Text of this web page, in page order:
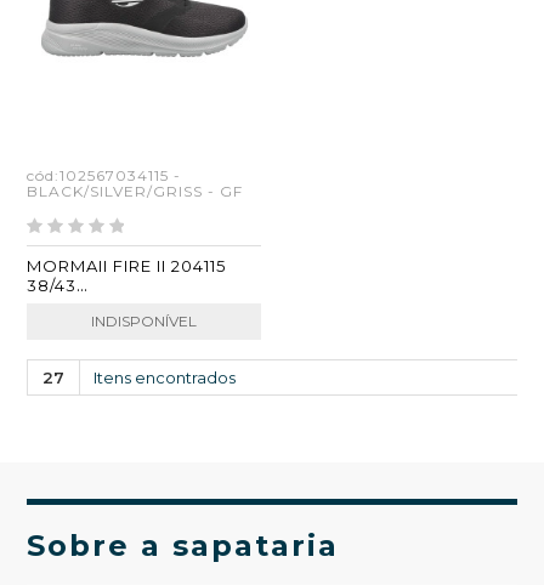
cód:102567034115 -
BLACK/SILVER/GRISS - GF
MORMAII FIRE II 204115
38/43
INDISPONÍVEL
27 Itens encontrados
Sobre a sapataria